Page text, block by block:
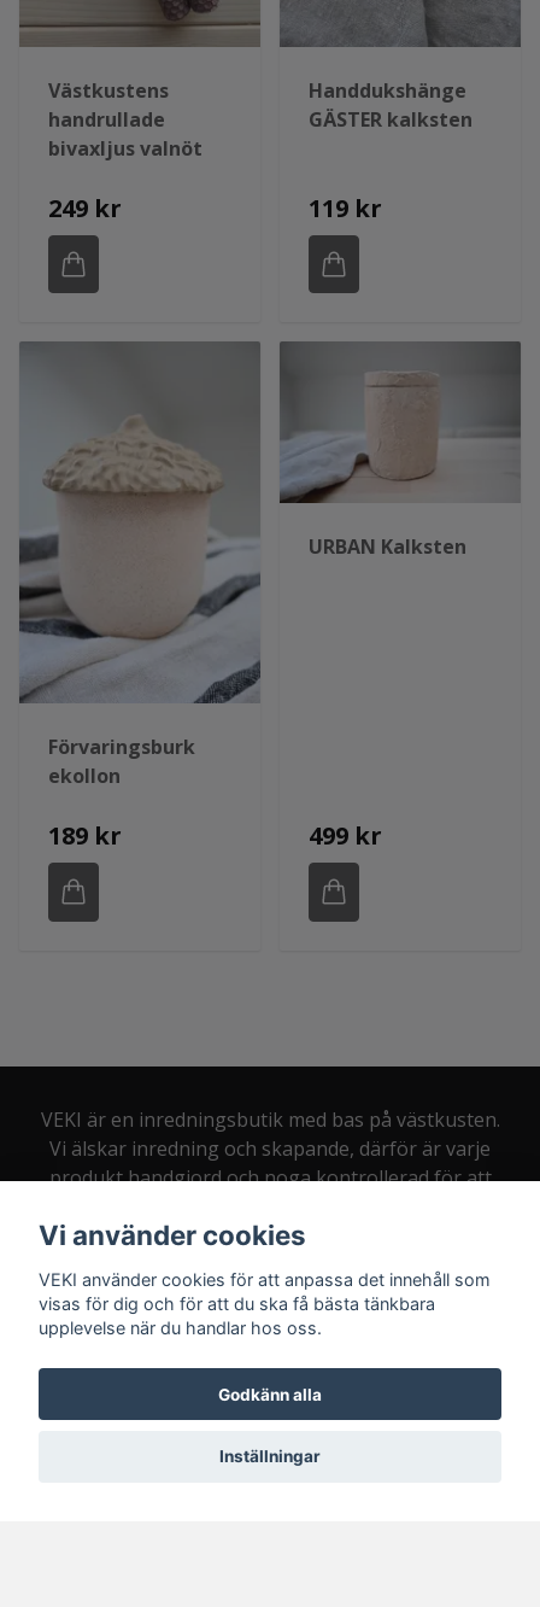
Västkustens
handrullade
bivaxljus valnöt
249 kr
Handdukshänge
GÄSTER kalksten
119 kr
Förvaringsburk
ekollon
189 kr
URBAN Kalksten
499 kr
VEKI är en inredningsbutik med bas på västkusten.
Vi älskar inredning och skapande, därför är varje
produkt handgjord och noga kontrollerad för att
Vi använder cookies
VEKI använder cookies för att anpassa det innehåll som
visas för dig och för att du ska få bästa tänkbara
upplevelse när du handlar hos oss.
Godkänn alla
Inställningar